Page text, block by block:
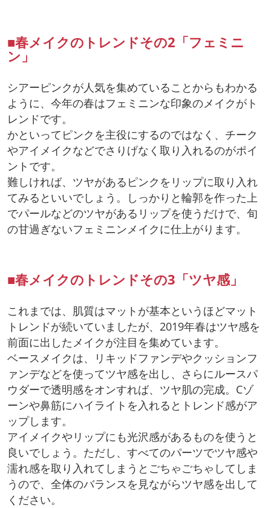
■春メイクのトレンドその2「フェミニ
ン」
シアーピンクが人気を集めていることからもわかる
ように、今年の春はフェミニンな印象のメイクがト
レンドです。
かといってピンクを主役にするのではなく、チーク
やアイメイクなどでさりげなく取り入れるのがポイ
ントです。
難しければ、ツヤがあるピンクをリップに取り入れ
てみるといいでしょう。しっかりと輪郭を作った上
でパールなどのツヤがあるリップを使うだけで、旬
の甘過ぎないフェミニンメイクに仕上がります。
■春メイクのトレンドその3「ツヤ感」
これまでは、肌質はマットが基本というほどマット
トレンドが続いていましたが、2019年春はツヤ感を
前面に出したメイクが注目を集めています。
ベースメイクは、リキッドファンデやクッションフ
ァンデなどを使ってツヤ感を出し、さらにルースパ
ウダーで透明感をオンすれば、ツヤ肌の完成。Cゾ
ーンや鼻筋にハイライトを入れるとトレンド感がア
ップします。
アイメイクやリップにも光沢感があるものを使うと
良いでしょう。ただし、すべてのパーツでツヤ感や
濡れ感を取り入れてしまうとごちゃごちゃしてしま
うので、全体のバランスを見ながらツヤ感を出して
ください。